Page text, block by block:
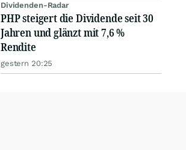
Dividenden-Radar
PHP steigert die Dividende seit 30
Jahren und glänzt mit 7,6 %
Rendite
gestern 20:25